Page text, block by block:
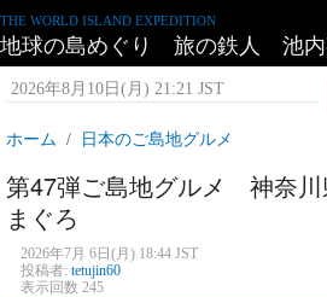
THE WORLD ISLAND EXPEDITION
地球の島めぐり 旅の鉄人 池内
2026年8月10日(月) 21:21 JST
ホーム 日本のご島地グルメ
第47弾ご島地グルメ 神奈
まぐろ
2026年7月 6日(月) 18:44 JST
投稿者: tetujin60
表示回数 245